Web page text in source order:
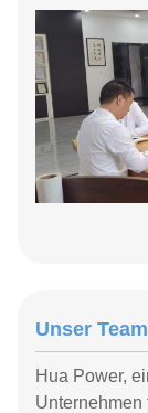
Unser Team
Hua Power,
Unternehmen